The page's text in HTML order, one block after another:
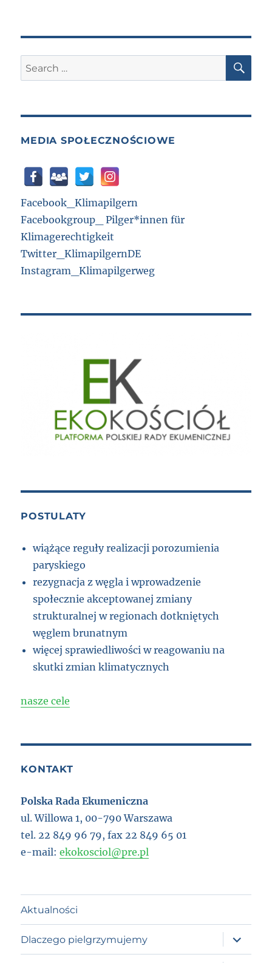
Search
for:
MEDIA SPOŁECZNOŚCIOWE
Facebook_Klimapilgern
Facebookgroup_ Pilger*innen für
Klimagerechtigkeit
Twitter_KlimapilgernDE
Instagram_Klimapilgerweg
POSTULATY
wiążące reguły realizacji porozumienia
paryskiego
rezygnacja z węgla i wprowadzenie
społecznie akceptowanej zmiany
strukturalnej w regionach dotkniętych
węglem brunatnym
więcej sprawiedliwości w reagowaniu na
skutki zmian klimatycznych
nasze cele
KONTAKT
Polska Rada Ekumeniczna
ul. Willowa 1, 00-790 Warszawa
tel. 22 849 96 79, fax 22 849 65 01
e-mail:ekokosciol@pre.pl
Aktualności
Dlaczego pielgrzymujemy
expand
child
menu